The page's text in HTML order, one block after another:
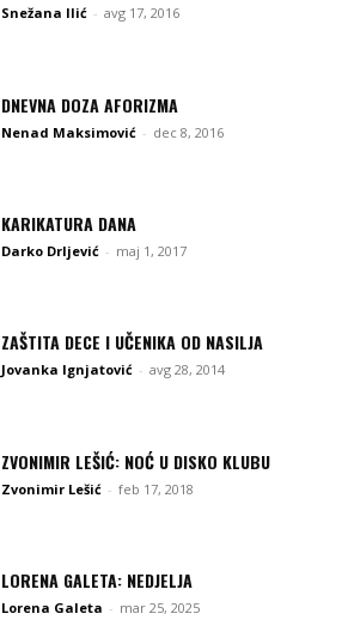
Snežana Ilić - avg 17, 2016
DNEVNA DOZA AFORIZMA
Nenad Maksimović - dec 8, 2016
KARIKATURA DANA
Darko Drljević - maj 1, 2017
ZAŠTITA DECE I UČENIKA OD NASILJA
Jovanka Ignjatović - avg 28, 2014
ZVONIMIR LEŠIĆ: NOĆ U DISKO KLUBU
Zvonimir Lešić - feb 17, 2018
LORENA GALETA: NEDJELJA
Lorena Galeta - mar 25, 2025